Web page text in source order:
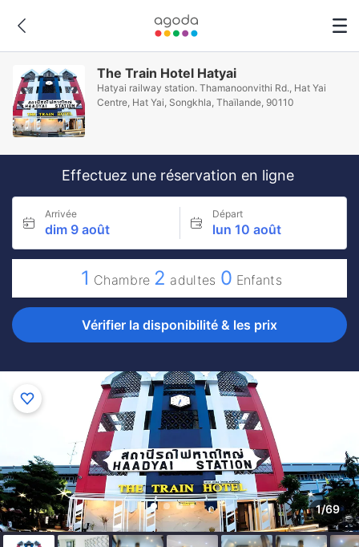
The Train Hotel Hatyai
Hatyai railway station. Thamanoonvithi Rd., Hat Yai
Centre, Hat Yai, Songkhla, Thaïlande, 90110
Effectuez une réservation en ligne
Arrivée
dim 9 août
Départ
lun 10 août
1 Chambre 2 adultes 0 Enfants
Vérifier la disponibilité & les prix
1/69